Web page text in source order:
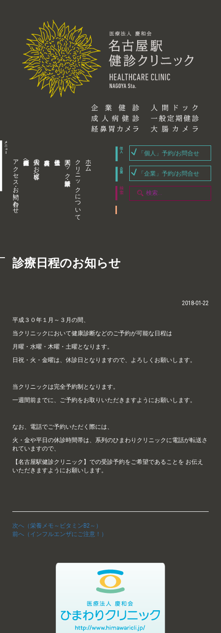
アクセス・お問い合わせ 企業内担当者様へ 個人のお客様へ 人間ドック・健康診断 クリニックについて ホーム
「個人」予約/お問合せ
「企業」予約/お問合せ
診療日程のお知らせ
2018-01-22
平成３０年１月～３月の間、
当クリニックにおいて健康診断などのご予約が可能な日程は
月曜・水曜・木曜・土曜となります。
日祝・火・金曜は、休診日となりますので、よろしくお願いします。
当クリニックは完全予約制となります。
一週間前までに、ご予約をお取りいただきますようにお願いします。
なお、電話でご予約いただく際には、
火・金や平日の休診時間帯は、系列のひまわりクリニックに電話が転送さ
れていますので、
【名古屋駅健診クリニック】での受診予約をご希望であることを お伝え
いただきますようにお願いします。
次へ（栄養メモ～ビタミンB2～）
前へ（インフルエンザにご注意！）